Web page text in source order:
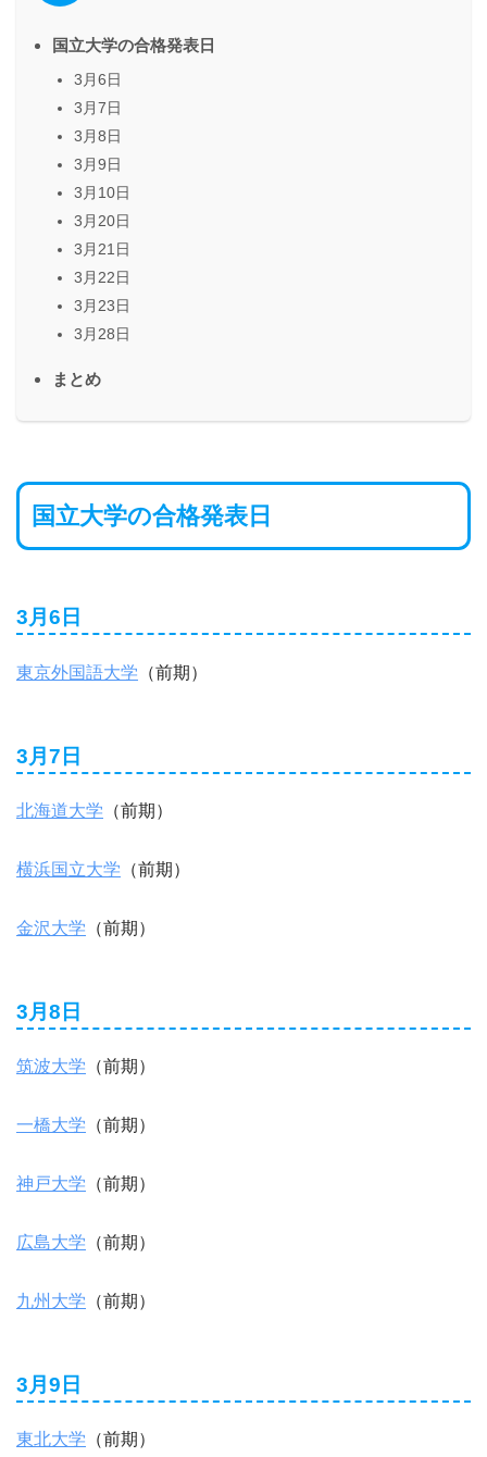
国立大学の合格発表日
3月6日
3月7日
3月8日
3月9日
3月10日
3月20日
3月21日
3月22日
3月23日
3月28日
まとめ
国立大学の合格発表日
3月6日
東京外国語大学 （前期）
3月7日
北海道大学 （前期）
横浜国立大学 （前期）
金沢大学 （前期）
3月8日
筑波大学 （前期）
一橋大学 （前期）
神戸大学 （前期）
広島大学 （前期）
九州大学 （前期）
3月9日
東北大学 （前期）